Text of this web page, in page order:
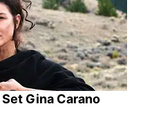
Gina Carano